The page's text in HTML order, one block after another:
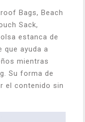
Bags, Beach
Sack,
estanca de
que ayuda a
mientras
Su forma de
el contenido sin